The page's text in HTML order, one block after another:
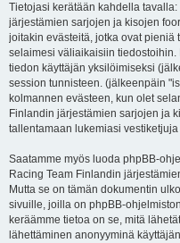
Tietojasi kerätään kahdella
järjestämien sarjojen ja kisojen
joitakin evästeitä, jotka ovat pieniä
selaimesi väliaikaisiin tiedostoihin.
tiedon käyttäjän yksilöimiseksi
session tunnisteen. (jälkeenpäin
kolmannen evästeen, kun olet
Finlandin järjestämien sarjojen ja
tallentamaan lukemiasi
Saatamme myös luoda phpBB-
Racing Team Finlandin
Mutta se on tämän dokumentin
sivuille, joilla on phpBB-
keräämme tietoa on se, mitä
lähettäminen anonyyminä